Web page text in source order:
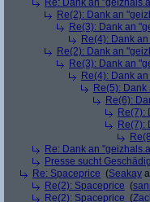
Re: Dank an
Re(2): Dank an
Re(3): Dank an
Re(4): Dank
Re(2): Dank an
Re(3): Dank an
Re(4): Dank
Re(5):
Re(6):
Re(7):
Re(7):
Re: Dank an
Presse sucht
Re: Spaceprice (Seakay
Re(2): Spaceprice (
Re(2): Spaceprice (